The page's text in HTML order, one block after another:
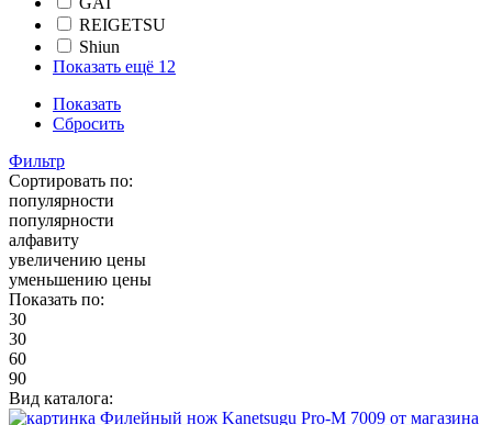
REIGETSU
Shiun
Показать ещё 12
Показать
Сбросить
Фильтр
Сортировать по:
популярности
популярности
алфавиту
увеличению цены
уменьшению цены
Показать по:
30
30
60
90
Вид каталога: